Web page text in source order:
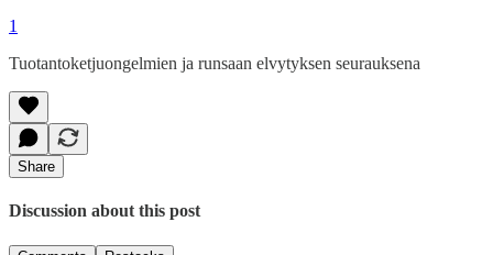
1
Tuotantoketjuongelmien ja runsaan elvytyksen seurauksena
Share
Discussion about this post